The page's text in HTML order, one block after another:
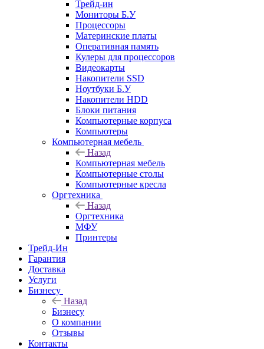
Трейд-ин
Мониторы Б.У
Процессоры
Материнские платы
Оперативная память
Кулеры для процессоров
Видеокарты
Накопители SSD
Ноутбуки Б.У
Накопители HDD
Блоки питания
Компьютерные корпуса
Компьютеры
Компьютерная мебель
Назад
Компьютерная мебель
Компьютерные столы
Компьютерные кресла
Оргтехника
Назад
Оргтехника
МФУ
Принтеры
Трейд-Ин
Гарантия
Доставка
Услуги
Бизнесу
Назад
Бизнесу
О компании
Отзывы
Контакты